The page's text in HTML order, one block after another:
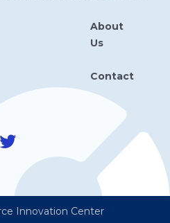
About
Us
Contact
Innovation Center